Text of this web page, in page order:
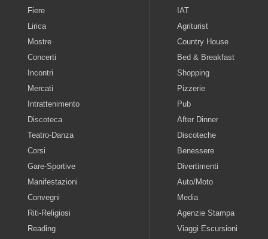
Fiere
Lirica
Mostre
Concerti
Incontri
Mercati
Intrattenimento
Discoteca
Teatro-Danza
Corsi
Gare-Sportive
Manifestazioni
Convegni
Riti-Religiosi
Reading
IAT
Agriturist
Country House
Bed & Breakfast
Shopping
Pizzerie
Pub
After Dinner
Discoteche
Benessere
Divertimenti
Auto/Moto
Media
Agenzie Stampa
Viaggi Escursioni